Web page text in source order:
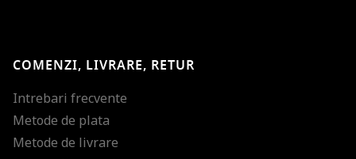
COMENZI, LIVRARE, RETUR
Intrebari frecvente
Metode de plata
Metode de livrare